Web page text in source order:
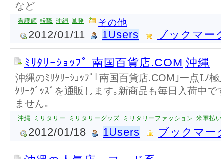
など
看護師 転職 沖縄 単発 その他
2012/01/11 1Users ブックマー
ﾐﾘﾀﾘｰｼｮｯﾌﾟ 南国百貨店.COM|沖縄
沖縄のﾐﾘﾀﾘｰｼｮｯﾌﾟ｢南国百貨店.COM｣一点ﾓﾉ
ﾀﾘｰｸﾞｯｽﾞを通販します｡新商品も毎日入荷中で
ません｡
沖縄 ミリタリー ミリタリーグッズ ミリタリーファッション 米軍払
2012/01/18 1Users ブックマー